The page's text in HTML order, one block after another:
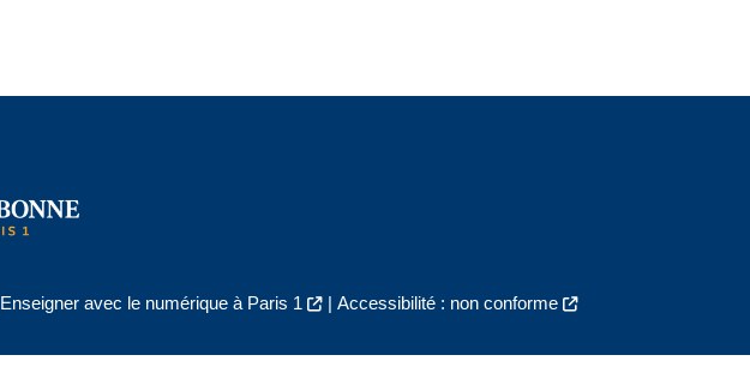
Enseigner avec le numérique à Paris 1 | Accessibilité : non conforme